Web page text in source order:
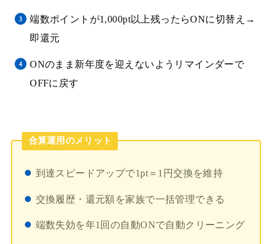
端数ポイントが1,000pt以上残ったらONに切替え→
即還元
ONのまま新年度を迎えないようリマインダーで
OFFに戻す
合算運用のメリット
到達スピードアップで1pt＝1円交換を維持
交換履歴・還元額を家族で一括管理できる
端数失効を年1回の自動ONで自動クリーニング